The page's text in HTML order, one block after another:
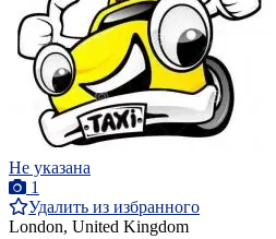
Не указана
1
Удалить из избранного
London, United Kingdom